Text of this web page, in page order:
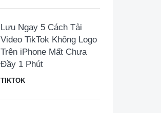
Lưu Ngay 5 Cách Tải
Video TikTok Không Logo
Trên iPhone Mất Chưa
Đầy 1 Phút
TIKTOK